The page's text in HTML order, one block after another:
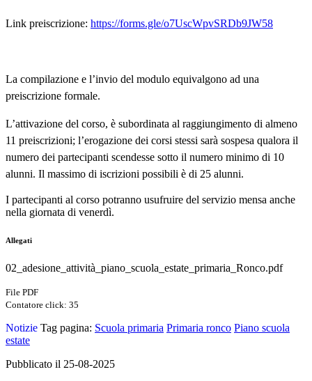
Link preiscrizione: https://forms.gle/o7UscWpvSRDb9JW58
La compilazione e l’invio del modulo equivalgono ad una
preiscrizione formale.
L’attivazione del corso, è subordinata al raggiungimento di almeno
11 preiscrizioni; l’erogazione dei corsi stessi sarà sospesa qualora il
numero dei partecipanti scendesse sotto il numero minimo di 10
alunni. Il massimo di iscrizioni possibili è di 25 alunni.
I partecipanti al corso potranno usufruire del servizio mensa anche
nella giornata di venerdì.
Allegati
02_adesione_attività_piano_scuola_estate_primaria_Ronco.pdf
File PDF
Contatore click: 35
Notizie Tag pagina: Scuola primaria Primaria ronco Piano scuola
estate
Pubblicato il 25-08-2025